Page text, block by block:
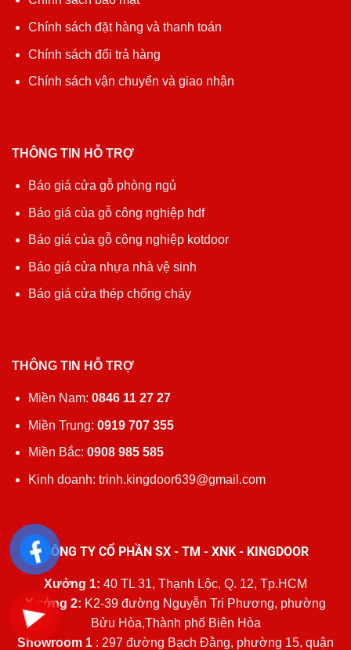
Chính sách đặt hàng và thanh toán
Chính sách đổi trả hàng
Chính sách vận chuyển và giao nhận
THÔNG TIN HỖ TRỢ
Báo giá cửa gỗ phòng ngủ
Báo giá của gỗ công nghiệp hdf
Báo giá của gỗ công nghiệp kotdoor
Báo giá cửa nhựa nhà vệ sinh
Báo giá cửa thép chống cháy
THÔNG TIN HỖ TRỢ
Miền Nam: 0846 11 27 27
Miền Trung: 0919 707 355
Miền Bắc: 0908 985 585
Kinh doanh: trinh.kingdoor639@gmail.com
CÔNG TY CỔ PHẦN SX - TM - XNK - KINGDOOR
Xưởng 1: 40 TL 31, Thạnh Lộc, Q. 12, Tp.HCM
Xưởng 2: K2-39 đường Nguyễn Tri Phương, phường
Bửu Hòa,Thành phố Biên Hòa
Showroom 1 : 297 đường Bạch Đằng, phường 15, quận